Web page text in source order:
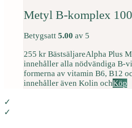
Metyl B-komplex
Betygsatt 5.00 av 5
255 kr BästsäljareAlpha Plus
innehåller alla nödvändiga B-
formerna av vitamin B6, B12
innehåller även Kolin ochKöp
✓
✓